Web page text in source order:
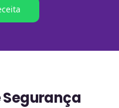
Segurança